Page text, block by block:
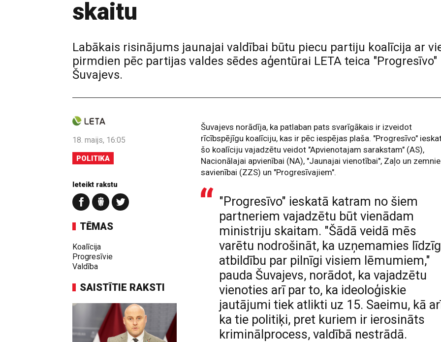
skaitu
Labākais risinājums jaunajai valdībai būtu piecu partiju koalīcija ar
pirmdien pēc partijas valdes sēdes aģentūrai LETA teica
Šuvajevs.
18. maijs, 16:05
POLITIKA
Ieteikt rakstu
TĒMAS
Koalīcija
Progresīvie
Valdība
SAISTĪTIE RAKSTI
Šuvajevs norādīja, ka patlaban pats svarīgākais ir izveidot
rīcībspējīgu koalīciju, kas ir pēc iespējas plaša. "Progresīvo"
šo koalīciju vajadzētu veidot "Apvienotajam sarakstam" (AS),
Nacionālajai apvienībai (NA), "Jaunajai vienotībai", Zaļo un
savienībai (ZZS) un "Progresīvajiem".
"Progresīvo" ieskatā katram no šiem
partneriem vajadzētu būt vienādam
ministriju skaitam. "Šādā veidā mēs
varētu nodrošināt, ka uzņemamies
atbildību par pilnīgi visiem lēmumiem,"
pauda Šuvajevs, norādot, ka vajadzētu
vienoties arī par to, ka ideoloģiskie
jautājumi tiek atlikti uz 15. Saeimu, kā
ka tie politiķi, pret kuriem ir ierosināts
kriminālprocess, valdībā nestrādā.